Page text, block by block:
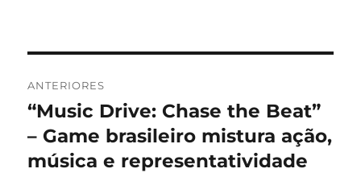
de
Post
ANTERIORES
Post
anterior:
“Music Drive: Chase the Beat”
– Game brasileiro mistura ação,
música e representatividade